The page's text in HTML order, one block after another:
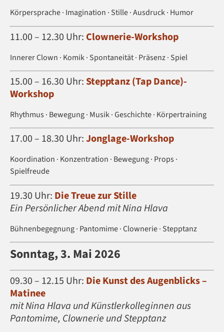
Körpersprache · Imagination · Stille · Ausdruck · Humor
11.00 – 12.30 Uhr: Clownerie-Workshop
Innerer Clown · Komik · Spontaneität · Präsenz · Spiel
15.00 – 16.30 Uhr: Stepptanz (Tap Dance)-
Workshop
Rhythmus · Bewegung · Musik · Geschichte · Körpertraining
17.00 – 18.30 Uhr:Jonglage-Workshop
Koordination · Konzentration · Bewegung · Props ·
Spielfreude
19.30 Uhr: Die Treue zur Stille
Ein Persönlicher Abend mit Nina Hlava
Bühnenbegegnung · Pantomime · Clownerie · Stepptanz
Sonntag, 3. Mai 2026
09.30 – 12.15 Uhr: Die Kunst des Augenblicks –
Matinee
mit Nina Hlava und Künstlerkolleginnen aus
Pantomime, Clownerie und Stepptanz